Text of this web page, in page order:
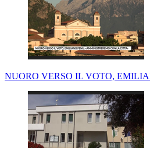
NUORO VERSO IL VOTO,